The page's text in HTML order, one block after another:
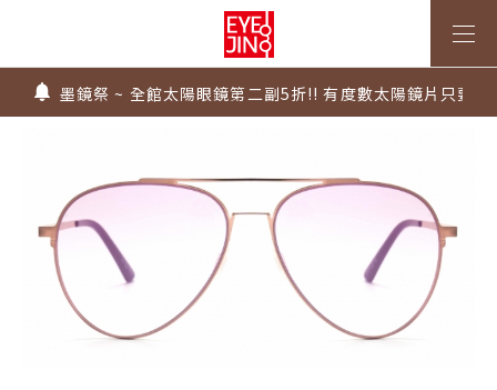
上傳處方，建立度數即贈 $300 優惠券！
不知道度數也能配鏡～愛鏡合作門市全台啟動中
Super Sale！精選鏡框 6 折起！
不知道度數也能配鏡～愛鏡合作門市全台啟動中